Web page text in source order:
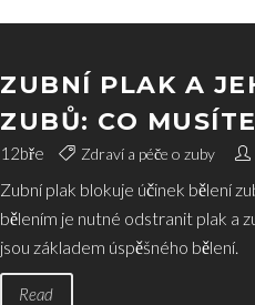
ZUBNÍ PLAK A
ZUBŮ: CO
BĚLENÍM
12bře Zdraví a péče o zuby
Zubní plak blokuje účinek bělení
bělením je nutné odstranit plak a
jsou základem úspěšného bělení.
Read